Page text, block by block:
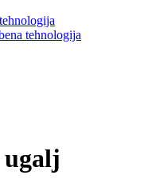
tehnologija